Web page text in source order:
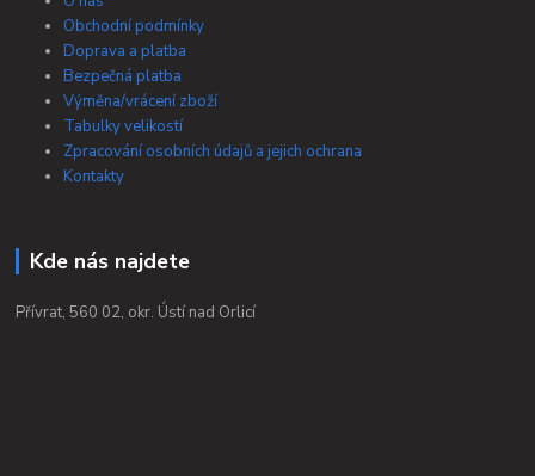
Obchodní podmínky
Doprava a platba
Bezpečná platba
Výměna/vrácení zboží
Tabulky velikostí
Zpracování osobních údajů a jejich ochrana
Kontakty
Kde nás najdete
Přívrat, 560 02, okr. Ústí nad Orlicí